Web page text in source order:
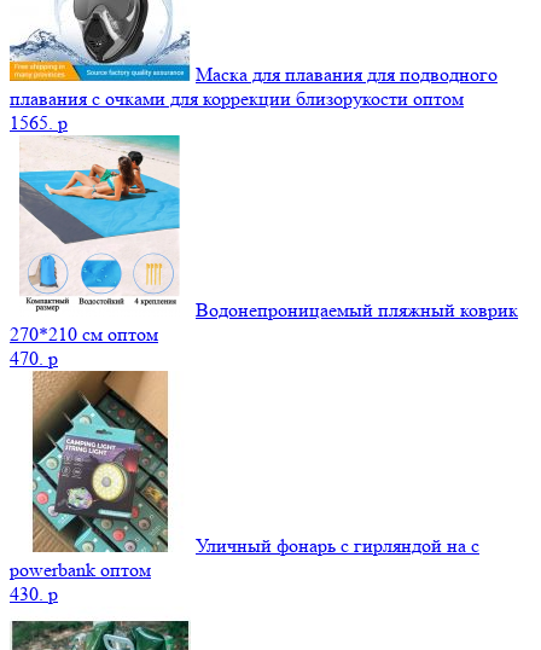
Маска для плавания для подводного
плавания с очками для коррекции близорукости оптом
1565. p
Водонепроницаемый пляжный коврик
270*210 см оптом
470. p
Уличный фонарь с гирляндой на с
powerbank оптом
430. p